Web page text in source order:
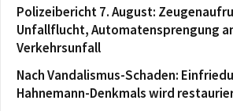
Polizeibericht 7. August:
Unfallflucht, Automatensprengung
Verkehrsunfall
Nach Vandalismus-Schaden:
Hahnemann-Denkmals wird